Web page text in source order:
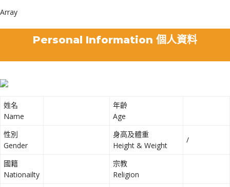
Array
Personal Information 個人資料
姓名
Name
年齡
Age
性別
Gender
身高及體重
Height & Weight
/
國籍
Nationailty
宗教
Religion